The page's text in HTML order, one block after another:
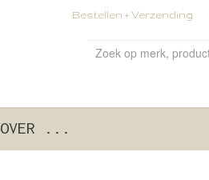
Bestellen + Verzending
OVER ...